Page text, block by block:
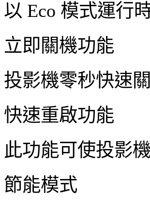
以 Eco 模式運行
立即關機功能
投影機零秒快速
快速重啟功能
此功能可使投影
節能模式